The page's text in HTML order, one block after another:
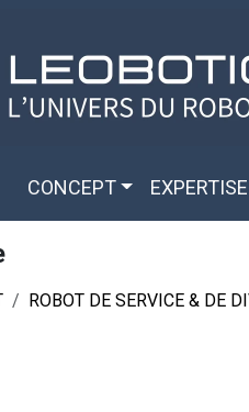
CONCEPT
ROBOT DE SERVICE & DE